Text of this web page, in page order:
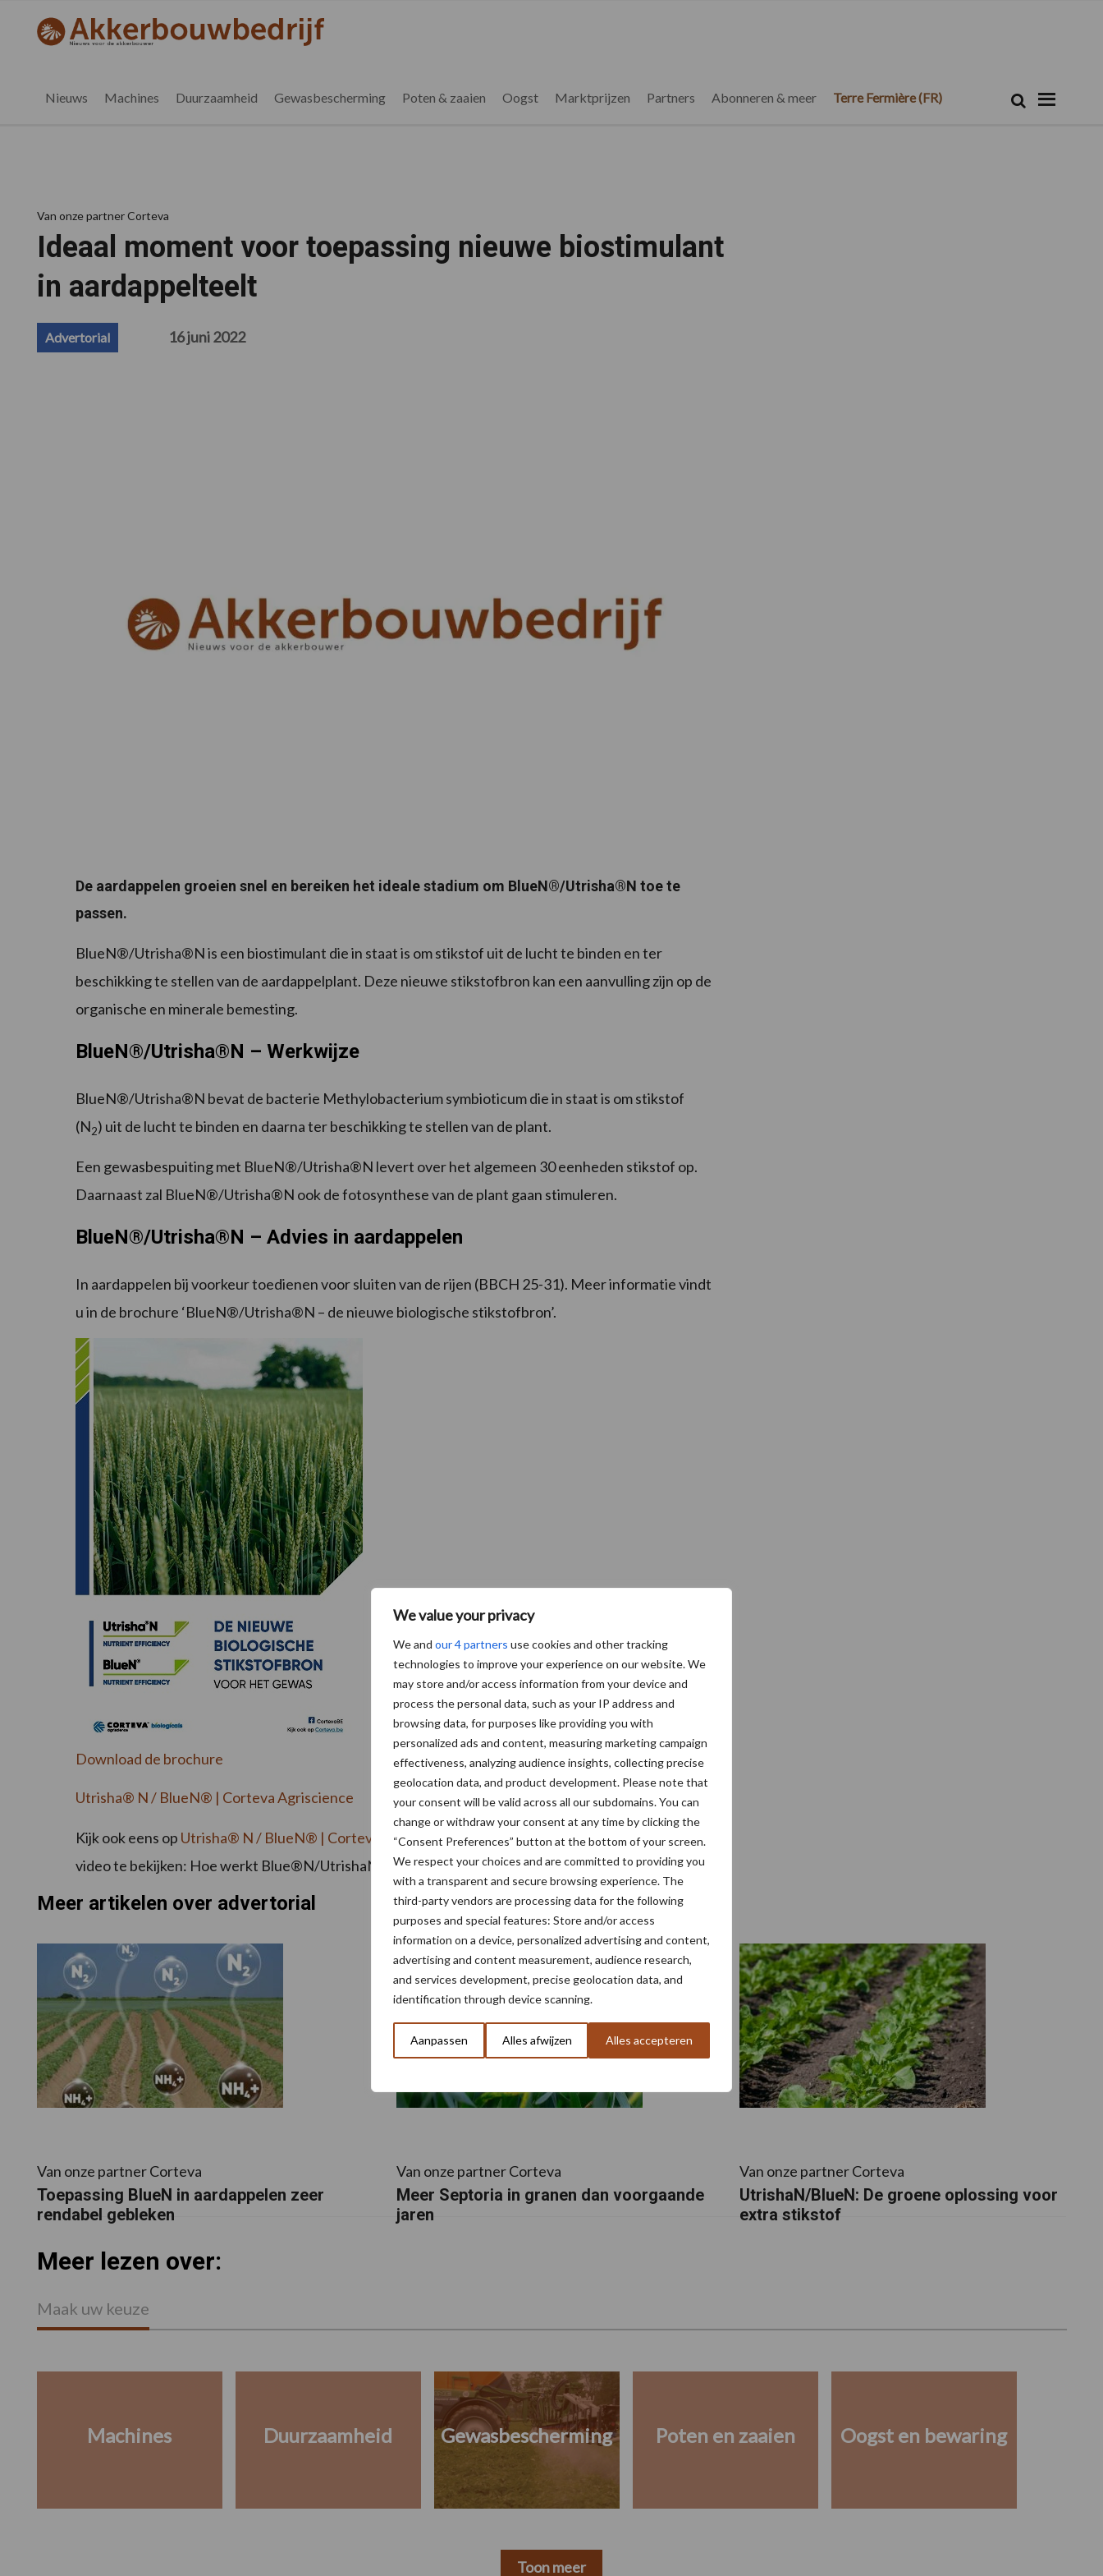
We value your privacy
We and our 4 partners use cookies and other tracking
technologies to improve your experience on our website. We
may store and/or access information from your device and
process the personal data, such as your IP address and
browsing data, for purposes like providing you with
personalized ads and content, measuring marketing campaign
effectiveness, analyzing audience insights, collecting precise
geolocation data, and product development. Please note that
your consent will be valid across all our subdomains. You can
change or withdraw your consent at any time by clicking the
“Consent Preferences” button at the bottom of your screen.
We respect your choices and are committed to providing you
with a transparent and secure browsing experience. The
third-party vendors are processing data for the following
purposes and special features: Store and/or access
information on a device, personalized advertising and content,
advertising and content measurement, audience research,
and services development, precise geolocation data, and
identification through device scanning.
Aanpassen Alles afwijzen Alles accepteren
hoofdnavigatie
eerste
voettekst
akkerbouwbedrijf.be
Nieuws
Nieuws Machines Duurzaamheid Gewasbescherming Poten & zaaien Oogst Marktprijzen Partners Abonneren & meer Terre Fermière (FR) Zoek
Van onze partner Corteva
Ideaal moment voor toepassing nieuwe biostimulant
in aardappelteelt
Advertorial 16 juni 2022
De aardappelen groeien snel en bereiken het ideale stadium om BlueN®/Utrisha®N toe te
passen.
BlueN®/Utrisha®N is een biostimulant die in staat is om stikstof uit de lucht te binden en ter
beschikking te stellen van de aardappelplant. Deze nieuwe stikstofbron kan een aanvulling zijn op de
organische en minerale bemesting.
BlueN®/Utrisha®N – Werkwijze
BlueN®/Utrisha®N bevat de bacterie Methylobacterium symbioticum die in staat is om stikstof
(N2) uit de lucht te binden en daarna ter beschikking te stellen van de plant.
Een gewasbespuiting met BlueN®/Utrisha®N levert over het algemeen 30 eenheden stikstof op.
Daarnaast zal BlueN®/Utrisha®N ook de fotosynthese van de plant gaan stimuleren.
BlueN®/Utrisha®N – Advies in aardappelen
In aardappelen bij voorkeur toedienen voor sluiten van de rijen (BBCH 25-31). Meer informatie vindt
u in de brochure ‘BlueN®/Utrisha®N – de nieuwe biologische stikstofbron’.
Download de brochure
Utrisha® N / BlueN® | Corteva Agriscience
Kijk ook eens op Utrisha® N / BlueN® | Corteva Agrisciencevoor meer toepassingsadvies of om de
video te bekijken: Hoe werkt Blue®N/UtrishaN®?
Meer artikelen over advertorial
Van onze partner Corteva
Toepassing BlueN in aardappelen zeer
rendabel gebleken
Van onze partner Corteva
Meer Septoria in granen dan voorgaande
jaren
Van onze partner Corteva
UtrishaN/BlueN: De groene oplossing voor
extra stikstof
Meer lezen over:
Maak uw keuze
Machines Duurzaamheid Gewasbescherming Poten en zaaien Oogst en bewaring
Toon meer